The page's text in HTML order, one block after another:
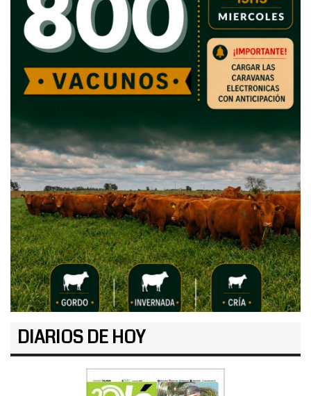
DIARIOS DE HOY